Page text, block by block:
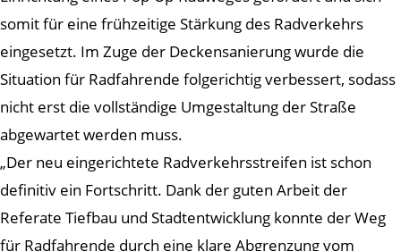
somit für eine frühzeitige Stärkung des Radverkehrs
eingesetzt. Im Zuge der Deckensanierung wurde die
Situation für Radfahrende folgerichtig verbessert, sodass
nicht erst die vollständige Umgestaltung der Straße
abgewartet werden muss.
„Der neu eingerichtete Radverkehrsstreifen ist schon
definitiv ein Fortschritt. Dank der guten Arbeit der
Referate Tiefbau und Stadtentwicklung konnte der Weg
für Radfahrende durch eine klare Abgrenzung vom